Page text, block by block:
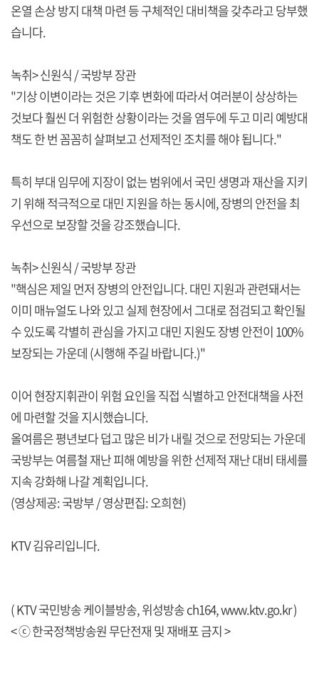
온열 손상 방지 대책 마련 등 구체적인 대비책을 갖추라고 당부했
습니다.
녹취> 신원식 / 국방부 장관
"기상 이변이라는 것은 기후 변화에 따라서 여러분이 상상하는
것보다 훨씬 더 위험한 상황이라는 것을 염두에 두고 미리 예방대
책도 한 번 꼼꼼히 살펴보고 선제적인 조치를 해야 됩니다."
특히 부대 임무에 지장이 없는 범위에서 국민 생명과 재산을 지키
기 위해 적극적으로 대민 지원을 하는 동시에, 장병의 안전을 최
우선으로 보장할 것을 강조했습니다.
녹취> 신원식 / 국방부 장관
"핵심은 제일 먼저 장병의 안전입니다. 대민 지원과 관련돼서는
이미 매뉴얼도 나와 있고 실제 현장에서 그대로 점검되고 확인될
수 있도록 각별히 관심을 가지고 대민 지원도 장병 안전이 100%
보장되는 가운데 (시행해 주길 바랍니다.)"
이어 현장지휘관이 위험 요인을 직접 식별하고 안전대책을 사전
에 마련할 것을 지시했습니다.
올여름은 평년보다 덥고 많은 비가 내릴 것으로 전망되는 가운데
국방부는 여름철 재난 피해 예방을 위한 선제적 재난 대비 태세를
지속 강화해 나갈 계획입니다.
(영상제공: 국방부 / 영상편집: 오희현)
KTV 김유리입니다.
( KTV 국민방송 케이블방송, 위성방송 ch164,www.ktv.go.kr)
< ⓒ 한국정책방송원 무단전재 및 재배포 금지 >